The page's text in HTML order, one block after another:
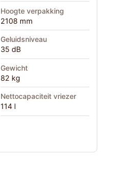
Hoogte verpakking
2108 mm
Geluidsniveau
35 dB
Gewicht
82 kg
Nettocapaciteit vriezer
114 l